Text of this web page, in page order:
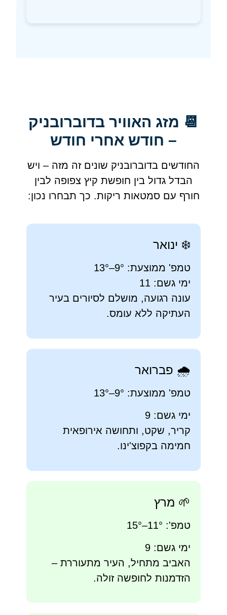
📆 מזג האוויר בדוברובניק
– חודש אחרי חודש
החודשים בדוברובניק שונים זה מזה – ויש
הבדל גדול בין חופשת קיץ צפופה לבין
חורף עם סמטאות ריקות. כך תבחרו נכון:
❄️ ינואר
טמפ' ממוצעת: 9°–13°
ימי גשם: 11
עונה רגועה, מושלם לסיורים בעיר
העתיקה ללא עומס.
🌧️ פברואר
טמפ' ממוצעת: 9°–13°
ימי גשם: 9
קריר, שקט, ותחושה אירופאית
חמימה בקפוצ'ינו.
🌱 מרץ
טמפ': 11°–15°
ימי גשם: 9
האביב מתחיל, העיר מתעוררת –
הזדמנות לחופשה זולה.